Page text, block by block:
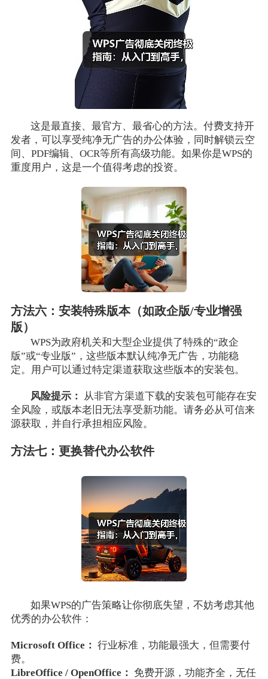
这是最直接、最官方、最省心的方法。付费支持开
发者，可以享受纯净无广告的办公体验，同时解锁云空
间、PDF编辑、OCR等所有高级功能。如果你是WPS的
重度用户，这是一个值得考虑的投资。
方法六：安装特殊版本（如政企版/专业增强
版）
WPS为政府机关和大型企业提供了特殊的“政企
版”或“专业版”，这些版本默认纯净无广告，功能稳
定。用户可以通过特定渠道获取这些版本的安装包。
风险提示： 从非官方渠道下载的安装包可能存在安
全风险，或版本老旧无法享受新功能。请务必从可信来
源获取，并自行承担相应风险。
方法七：更换替代办公软件
如果WPS的广告策略让你彻底失望，不妨考虑其他
优秀的办公软件：
Microsoft Office： 行业标准，功能最强大，但需要付
费。
LibreOffice / OpenOffice： 免费开源，功能齐全，无任